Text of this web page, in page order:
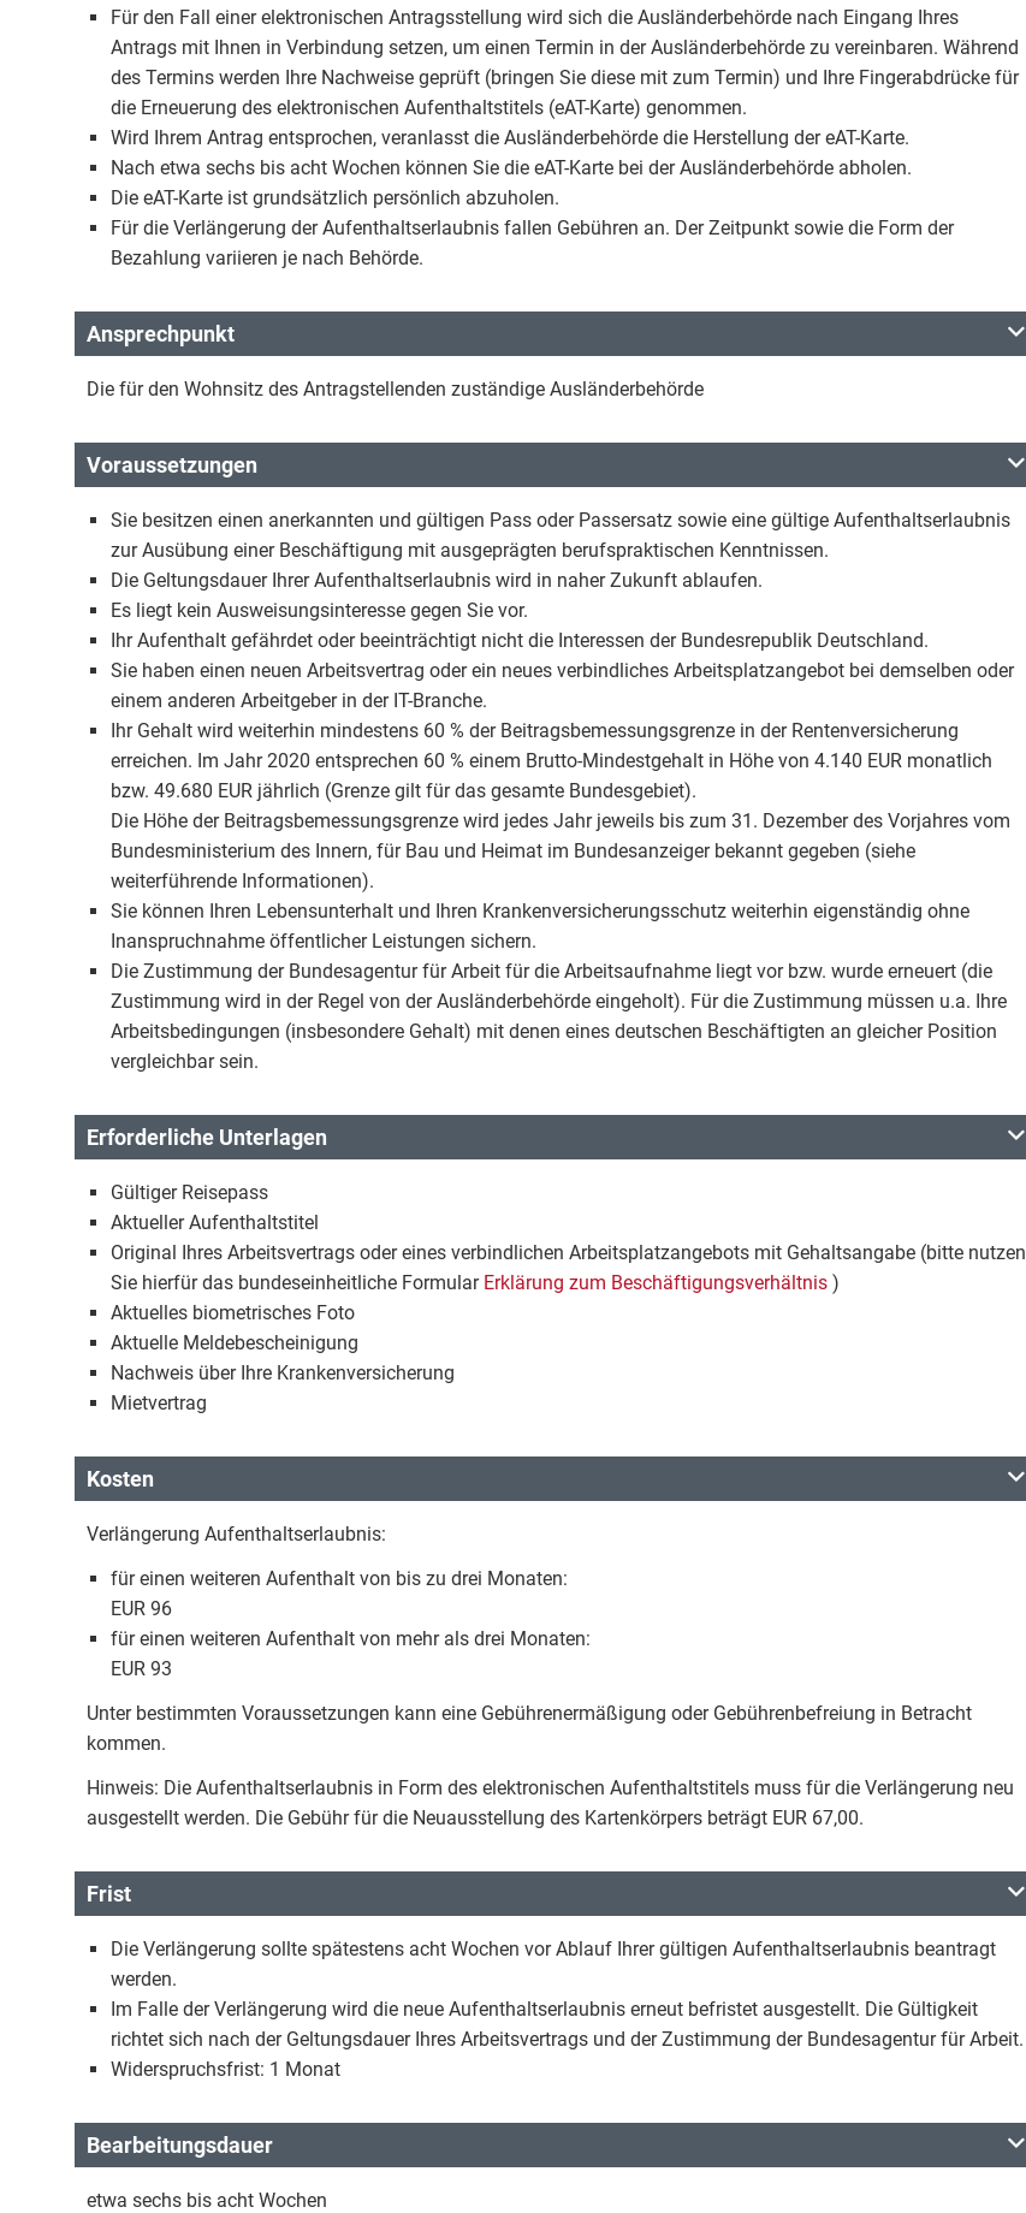
Für den Fall einer elektronischen Antragsstellung wird sich die Ausländerbehörde nach Eingang Ihres
Antrags mit Ihnen in Verbindung setzen, um einen Termin in der Ausländerbehörde zu vereinbaren. Während
des Termins werden Ihre Nachweise geprüft (bringen Sie diese mit zum Termin) und Ihre Fingerabdrücke für
die Erneuerung des elektronischen Aufenthaltstitels (eAT-Karte) genommen.
Wird Ihrem Antrag entsprochen, veranlasst die Ausländerbehörde die Herstellung der eAT-Karte.
Nach etwa sechs bis acht Wochen können Sie die eAT-Karte bei der Ausländerbehörde abholen.
Die eAT-Karte ist grundsätzlich persönlich abzuholen.
Für die Verlängerung der Aufenthaltserlaubnis fallen Gebühren an. Der Zeitpunkt sowie die Form der
Bezahlung variieren je nach Behörde.
Ansprechpunkt
Die für den Wohnsitz des Antragstellenden zuständige Ausländerbehörde
Voraussetzungen
Sie besitzen einen anerkannten und gültigen Pass oder Passersatz sowie eine gültige Aufenthaltserlaubnis
zur Ausübung einer Beschäftigung mit ausgeprägten berufspraktischen Kenntnissen.
Die Geltungsdauer Ihrer Aufenthaltserlaubnis wird in naher Zukunft ablaufen.
Es liegt kein Ausweisungsinteresse gegen Sie vor.
Ihr Aufenthalt gefährdet oder beeinträchtigt nicht die Interessen der Bundesrepublik Deutschland.
Sie haben einen neuen Arbeitsvertrag oder ein neues verbindliches Arbeitsplatzangebot bei demselben oder
einem anderen Arbeitgeber in der IT-Branche.
Ihr Gehalt wird weiterhin mindestens 60 % der Beitragsbemessungsgrenze in der Rentenversicherung
erreichen. Im Jahr 2020 entsprechen 60 % einem Brutto-Mindestgehalt in Höhe von 4.140 EUR monatlich
bzw. 49.680 EUR jährlich (Grenze gilt für das gesamte Bundesgebiet).
Die Höhe der Beitragsbemessungsgrenze wird jedes Jahr jeweils bis zum 31. Dezember des Vorjahres vom
Bundesministerium des Innern, für Bau und Heimat im Bundesanzeiger bekannt gegeben (siehe
weiterführende Informationen).
Sie können Ihren Lebensunterhalt und Ihren Krankenversicherungsschutz weiterhin eigenständig ohne
Inanspruchnahme öffentlicher Leistungen sichern.
Die Zustimmung der Bundesagentur für Arbeit für die Arbeitsaufnahme liegt vor bzw. wurde erneuert (die
Zustimmung wird in der Regel von der Ausländerbehörde eingeholt). Für die Zustimmung müssen u.a. Ihre
Arbeitsbedingungen (insbesondere Gehalt) mit denen eines deutschen Beschäftigten an gleicher Position
vergleichbar sein.
Erforderliche Unterlagen
Gültiger Reisepass
Aktueller Aufenthaltstitel
Original Ihres Arbeitsvertrags oder eines verbindlichen Arbeitsplatzangebots mit Gehaltsangabe (bitte nutzen
Sie hierfür das bundeseinheitliche Formular Erklärung zum Beschäftigungsverhältnis )
Aktuelles biometrisches Foto
Aktuelle Meldebescheinigung
Nachweis über Ihre Krankenversicherung
Mietvertrag
Kosten
Verlängerung Aufenthaltserlaubnis:
für einen weiteren Aufenthalt von bis zu drei Monaten:
EUR 96
für einen weiteren Aufenthalt von mehr als drei Monaten:
EUR 93
Unter bestimmten Voraussetzungen kann eine Gebührenermäßigung oder Gebührenbefreiung in Betracht
kommen.
Hinweis: Die Aufenthaltserlaubnis in Form des elektronischen Aufenthaltstitels muss für die Verlängerung neu
ausgestellt werden. Die Gebühr für die Neuausstellung des Kartenkörpers beträgt EUR 67,00.
Frist
Die Verlängerung sollte spätestens acht Wochen vor Ablauf Ihrer gültigen Aufenthaltserlaubnis beantragt
werden.
Im Falle der Verlängerung wird die neue Aufenthaltserlaubnis erneut befristet ausgestellt. Die Gültigkeit
richtet sich nach der Geltungsdauer Ihres Arbeitsvertrags und der Zustimmung der Bundesagentur für Arbeit.
Widerspruchsfrist: 1 Monat
Bearbeitungsdauer
etwa sechs bis acht Wochen